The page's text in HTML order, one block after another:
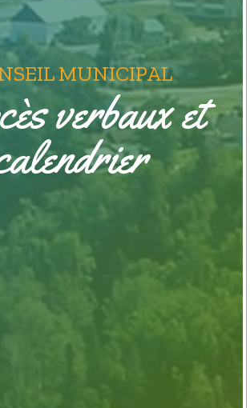
MUNICIPAL
verbaux et